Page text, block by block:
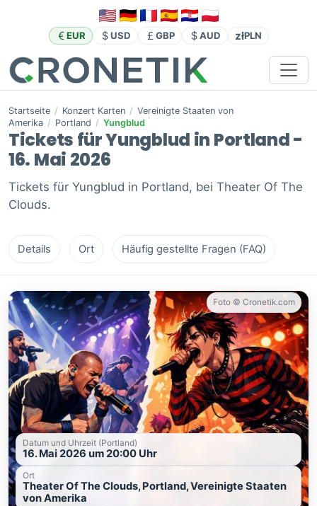
EUR USD GBP AUD złPLN
Startseite / Konzert Karten / Vereinigte Staaten von
Amerika / Portland / Yungblud
Tickets für Yungblud in Portland -
16. Mai 2026
Tickets für Yungblud in Portland, bei Theater Of The
Clouds.
Details Ort Häufig gestellte Fragen (FAQ)
Foto © Cronetik.com
Datum und Uhrzeit (Portland)
16. Mai 2026 um 20:00 Uhr
Ort
Theater Of The Clouds, Portland, Vereinigte Staaten
von Amerika